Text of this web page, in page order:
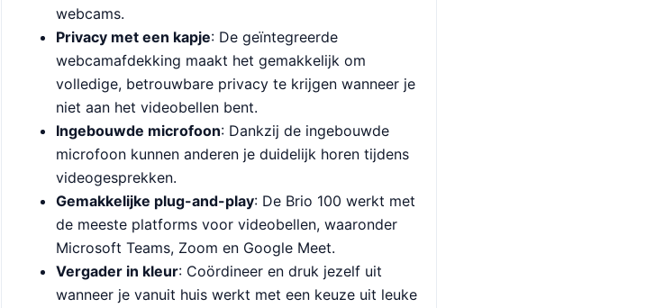
webcams.
Privacy met een kapje: De geïntegreerde
webcamafdekking maakt het gemakkelijk om
volledige, betrouwbare privacy te krijgen wanneer je
niet aan het videobellen bent.
Ingebouwde microfoon: Dankzij de ingebouwde
microfoon kunnen anderen je duidelijk horen tijdens
videogesprekken.
Gemakkelijke plug-and-play: De Brio 100 werkt met
de meeste platforms voor videobellen, waaronder
Microsoft Teams, Zoom en Google Meet.
Vergader in kleur: Coördineer en druk jezelf uit
wanneer je vanuit huis werkt met een keuze uit leuke